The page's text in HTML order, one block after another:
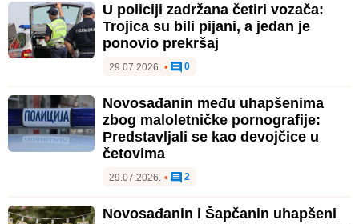
U policiji zadržana četiri vozača:
Trojica su bili pijani, a jedan je
ponovio prekršaj
29.07.2026. • 0
Novosađanin među uhapšenima
zbog maloletničke pornografije:
Predstavljali se kao devojčice u
četovima
29.07.2026. • 2
Novosađanin i Šapčanin uhapšeni